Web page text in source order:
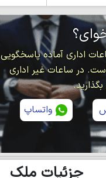
اداری آماده پاسخگویی
در ساعات غیر اداری
واتساپ
جزئیات ملک